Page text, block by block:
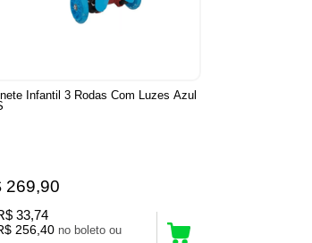
Infantil 3 Rodas Com Luzes Azul
269,90
33,74
256,40 no boleto ou